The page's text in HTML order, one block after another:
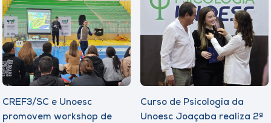
CREF3/SC e Unoesc
promovem workshop de
Curso de Psicologia da
Unoesc Joaçaba realiza 2ª